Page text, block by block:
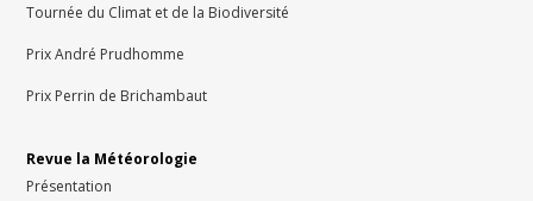
Tournée du Climat et de la Biodiversité
Prix André Prudhomme
Prix Perrin de Brichambaut
Revue la Météorologie
Présentation